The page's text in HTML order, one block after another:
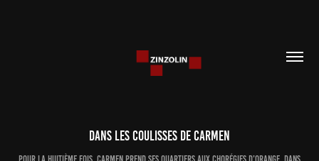
Dans les coulisses de carmen